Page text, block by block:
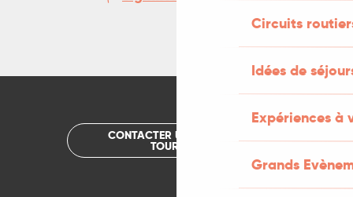
Circuits
Idées de
Expériences à
Grands
CONTACTER UN OFFICE DE
TOURISME